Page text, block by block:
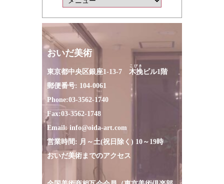
おいだ美術
東京都中央区銀座1-13-7 木挽
こびき
ビル1階
郵便番号: 104-0061
Phone:03-3562-1740
Fax:03-3562-1748
Email: info@oida-art.com
営業時間: 月～土(祝日除く) 10～19時
おいだ美術までのアクセス